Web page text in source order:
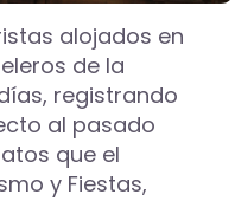
alojados en
de la
registrando
al pasado
que el
y Fiestas,